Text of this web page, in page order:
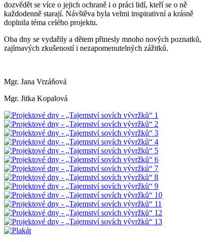
dozvědět se více o jejich ochraně i o práci lidí, kteří se o ně
každodenně starají. Návštěva byla velmi inspirativní a krásně
doplnila téma celého projektu.
Oba dny se vydařily a dětem přinesly mnoho nových poznatků,
zajímavých zkušeností i nezapomenutelných zážitků.
Mgr. Jana Vrzáňová
Mgr. Jitka Kopalová